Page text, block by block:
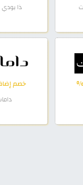
ذا
خصم إضافي